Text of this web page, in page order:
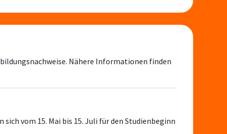
Nähere Informationen finden
sich vom 15. Mai bis 15. Juli für den Studienbeginn